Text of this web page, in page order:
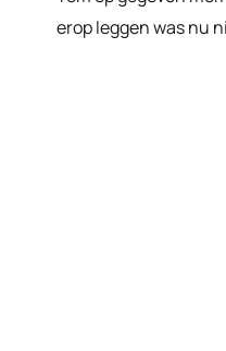
erop leggen was nu